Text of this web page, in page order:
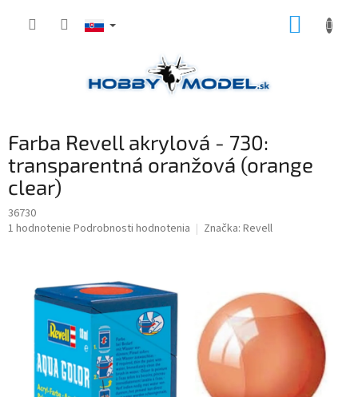
Farba Revell akrylová - 730:
transparentná oranžová (orange
clear)
36730
Priemerné
hviezdičiek.
1 hodnotenie Podrobnosti hodnotenia Značka: Revell